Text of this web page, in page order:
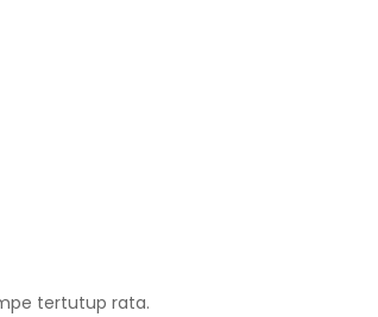
tertutup rata.